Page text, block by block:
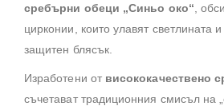
сребърни обеци „Синьо око“ ,
цирконии, които улавят светлината
защитен блясък.
Изработени от висококачествено
съчетават традиционния смисъл на